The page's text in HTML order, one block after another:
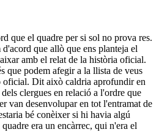
que el quadre per si sol no prova res.
d'acord que allò que ens planteja el
amb el relat de la història oficial.
que podem afegir a la llista de veus
oficial. Dit això caldria aprofundir en
clergues en relació a l'ordre que
van desenvolupar en tot l'entramat de
bé conèixer si hi havia algú
era un encàrrec, qui n'era el